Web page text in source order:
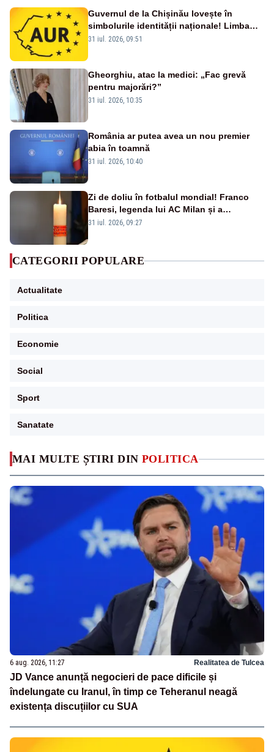
MAI MULTE ȘTIRI DIN POLITICA
6 aug. 2026, 11:27 Realitatea de Tulcea
JD Vance anunță negocieri de pace dificile și
îndelungate cu Iranul, în timp ce Teheranul neagă
existența discuțiilor cu SUA
Guvernul de la Chișinău lovește în
simbolurile identității naționale! Limba
română nu se economisește! Limba
31 iul. 2026, 09:51
Gheorghiu, atac la medici: „Fac grevă
pentru majorări?”
31 iul. 2026, 10:35
România ar putea avea un nou premier
abia în toamnă
31 iul. 2026, 10:40
Zi de doliu în fotbalul mondial! Franco
Baresi, legenda lui AC Milan și a
naționalei Italiei, a murit
31 iul. 2026, 09:27
CATEGORII POPULARE
Actualitate
Politica
Economie
Social
Sport
Sanatate